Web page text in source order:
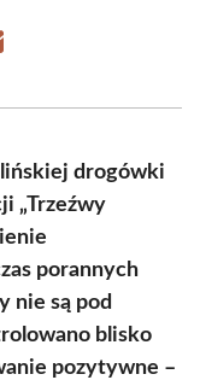
drogówki
„Trzeźwy
porannych
nie są pod
blisko
pozytywne –